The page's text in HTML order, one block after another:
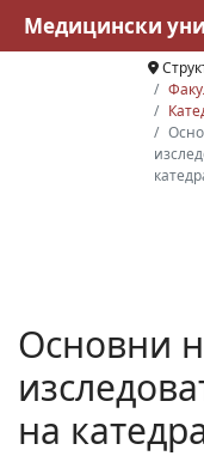
Основни
на
Медицински